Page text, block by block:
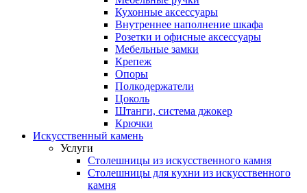
Кухонные аксессуары
Внутреннее наполнение шкафа
Розетки и офисные аксессуары
Мебельные замки
Крепеж
Опоры
Полкодержатели
Цоколь
Штанги, система джокер
Крючки
Искусственный камень
Услуги
Столешницы из искусственного камня
Столешницы для кухни из искусственного
камня